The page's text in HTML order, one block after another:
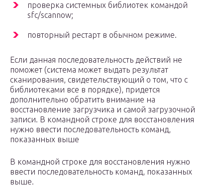
проверка системных библиотек командой
sfc/scannow;
повторный рестарт в обычном режиме.
Если данная последовательность действий не
поможет (система может выдать результат
сканирования, свидетельствующий о том, что с
библиотеками все в порядке), придется
дополнительно обратить внимание на
восстановление загрузчика и самой загрузочной
записи. В командной строке для восстановления
нужно ввести последовательность команд,
показанных выше
В командной строке для восстановления нужно
ввести последовательность команд, показанных
выше.